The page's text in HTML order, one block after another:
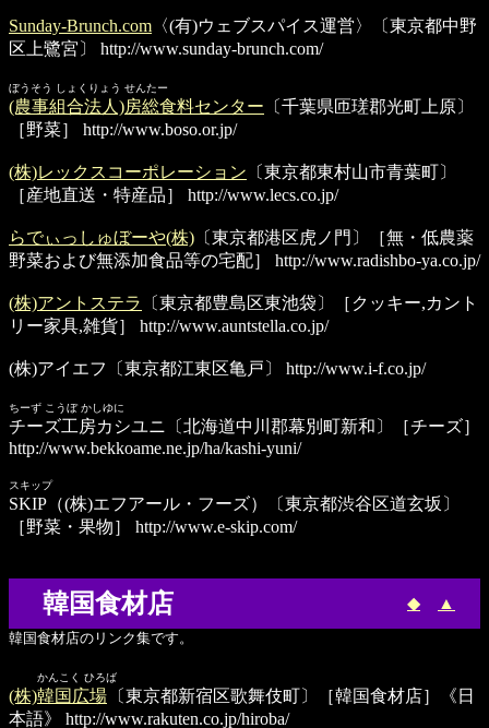
Sunday-Brunch.com 〈(有)ウェブスパイス運営〉〔東京都中野
区上鷺宮〕
http://www.sunday-brunch.com/
ぼうそう しょくりょう せんたー
(農事組合法人)房総食料センター 〔千葉県匝瑳郡光町上原〕
［野菜］
http://www.boso.or.jp/
(株)レックスコーポレーション 〔東京都東村山市青葉町〕
［産地直送・特産品］
http://www.lecs.co.jp/
らでぃっしゅぼーや(株) 〔東京都港区虎ノ門〕［無・低農薬
野菜および無添加食品等の宅配］
http://www.radishbo-ya.co.jp/
(株)アントステラ
〔東京都豊島区東池袋〕［クッキー,カント
リー家具,雑貨］
http://www.auntstella.co.jp/
(株)アイエフ 〔東京都江東区亀戸〕 http://www.i-f.co.jp/
ちーず こうぼ かしゆに
チーズ工房カシユニ 〔北海道中川郡幕別町新和〕［チーズ］
http://www.bekkoame.ne.jp/ha/kashi-yuni/
スキップ
SKIP （(株)エフアール・フーズ）〔東京都渋谷区道玄坂〕
［野菜・果物］
http://www.e-skip.com/
韓国食材店 ◆ ▲
韓国食材店のリンク集です。
かんこく ひろば
(株)韓国広場 〔東京都新宿区歌舞伎町〕［韓国食材店］《日
本語》
http://www.rakuten.co.jp/hiroba/